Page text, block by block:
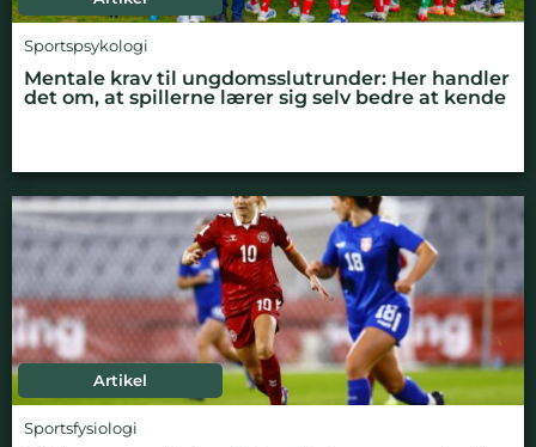
Sportspsykologi
Mentale krav til ungdomsslutrunder: Her handler
det om, at spillerne lærer sig selv bedre at kende
Artikel
Sportsfysiologi